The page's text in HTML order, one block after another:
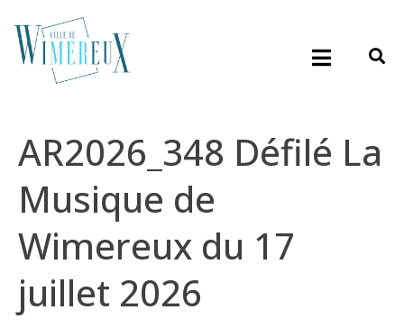
AR2026_348 Défilé La
Musique de
Wimereux du 17
juillet 2026